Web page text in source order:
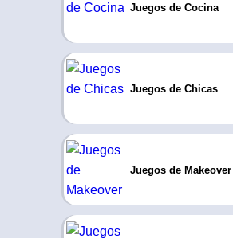
Juegos de Cocina
Juegos de Chicas
Juegos de Makeover